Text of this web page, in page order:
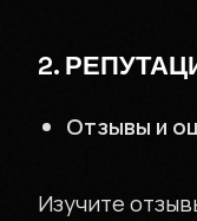
2.
Отзывы и
Изучите